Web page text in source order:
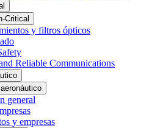
Critical
y filtros ópticos
Reliable Communications
general
y empresas